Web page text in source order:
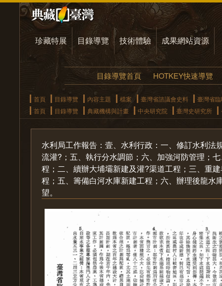
珍藏特展 目錄導覽 技術體驗 成果網站資源
目錄導覽首頁 HOTKEY快速導覽
首頁 目錄導覽 內容主題 檔案 臺灣省諮議會史料
臺灣省
首頁
目錄導覽 典藏機構與計畫 中央研究院 臺灣史研究所
水利局工作報告：壹、水利行政：一、修訂水利
流灌?；五、執行分水調節；六、加強河防管理；
程；二、續辦大埔壩新建及灌?渠道工程；三、重
程；五、籌備白河水庫新建工程；六、辦理後龍
望。